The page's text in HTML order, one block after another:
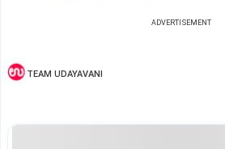
ADVERTISEMENT
TEAM UDAYAVANI